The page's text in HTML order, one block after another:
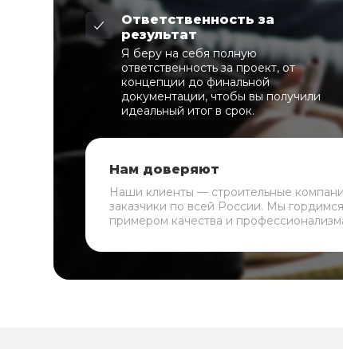
Ответственность за
результат
Я беру на себя полную
ответственность за проект, от
концепции до финальной
документации, чтобы вы получили
идеальный итог в срок.
Нам доверяют
Наши клиенты — строительные
заказчики по всей России. Мы
примером качества и